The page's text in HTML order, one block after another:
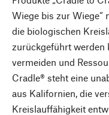
Wiege bis zur Wiege“
die biologischen
zurückgeführt werden
vermeiden und
Cradle® steht eine
aus Kalifornien, die
Kreislauffähigkeit